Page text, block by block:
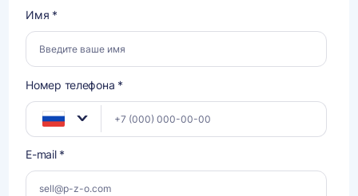
Имя *
Номер телефона *
E-mail *